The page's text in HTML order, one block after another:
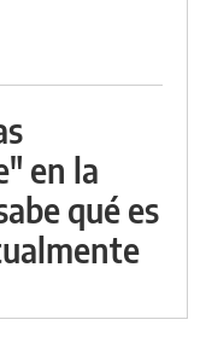
en la
qué es